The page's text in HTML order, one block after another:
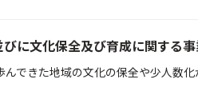
に文化保全及び育成に関する
んできた地域の文化の保全や少人数